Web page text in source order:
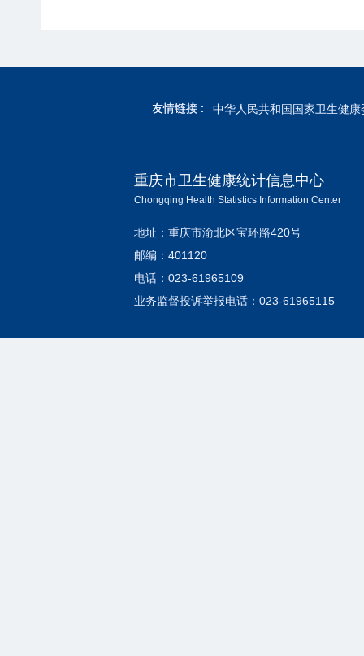
友情链接 :
友情链接 : 中华人民共和国国家卫生健康
重庆市卫生健康统计信息中心
Chongqing Health Statistics Information Center
地址：重庆市渝北区宝环路420号
邮编：401120
电话：023-61965109
业务监督投诉举报电话：023-61965115